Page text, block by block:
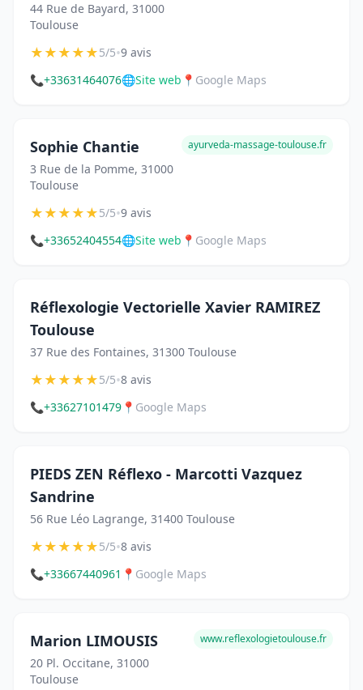
44 Rue de Bayard, 31000
Toulouse
★★★★★5/5•9 avis
📞+33631464076🌐Site web 📍 Google Maps
Sophie Chantie
3 Rue de la Pomme, 31000
Toulouse
ayurveda-massage-toulouse.fr
★★★★★5/5•9 avis
📞+33652404554🌐Site web 📍 Google Maps
Réflexologie Vectorielle Xavier RAMIREZ
Toulouse
37 Rue des Fontaines, 31300 Toulouse
★★★★★5/5•8 avis
📞+33627101479 📍 Google Maps
PIEDS ZEN Réflexo - Marcotti Vazquez
Sandrine
56 Rue Léo Lagrange, 31400 Toulouse
★★★★★5/5•8 avis
📞+33667440961 📍 Google Maps
Marion LIMOUSIS
20 Pl. Occitane, 31000
Toulouse
www.reflexologietoulouse.fr